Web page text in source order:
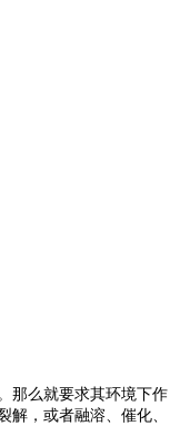
那么就要求其环境下作
，或者融溶、催化、